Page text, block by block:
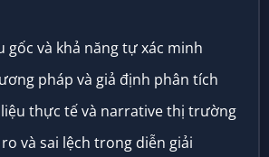
gốc và khả năng tự xác minh
pháp và giả định phân tích
thực tế và narrative thị trường
và sai lệch trong diễn giải